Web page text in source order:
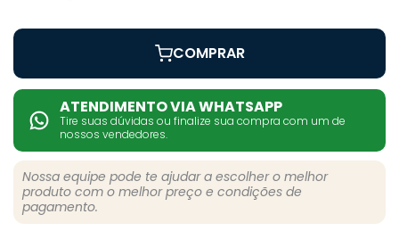
COMPRAR
ATENDIMENTO VIA WHATSAPP
Tire suas dúvidas ou finalize sua compra com um de
nossos vendedores.
Nossa equipe pode te ajudar a escolher o melhor
produto com o melhor preço e condições de
pagamento.